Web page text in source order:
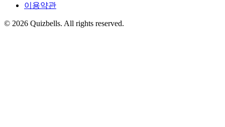
이용약관
© 2026 Quizbells. All rights reserved.